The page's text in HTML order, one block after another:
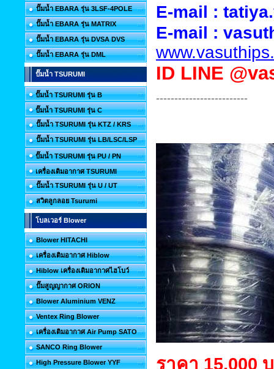
ปั๊มน้ำ EBARA รุ่น 3LSF-4POLE
ปั๊มน้ำ EBARA รุ่น MATRIX
ปั๊มน้ำ EBARA รุ่น DVSA DVS
ปั๊มน้ำ EBARA รุ่น DML
ปั๊มน้ำ TSURUMI
ปั๊มน้ำ TSURUMI รุ่น B
ปั๊มน้ำ TSURUMI รุ่น C
ปั๊มน้ำ TSURUMI รุ่น KTZ / KRS
ปั๊มน้ำ TSURUMI รุ่น LB/LSC/LSP
ปั๊มน้ำ TSURUMI รุ่น PU / PN
เครื่องเติมอากาศ TSURUMI
ปั๊มน้ำ TSURUMI รุ่น U / UT
สวิตลูกลอย Tsurumi
โบลเวอร์ Blower
Blower HITACHI
เครื่องเติมอากาศ Hiblow
Hiblow เครื่องเติมอากาศไฮโบว์
ปั๊มสูญญากาศ ORION
Blower Aluminium VENZ
Ventex Ring Blower
เครื่องเติมอากาศ Air Pump SATO
SANCO Ring Blower
High Pressure Blower YYF
E-mail :
E-mail :
ID LINE
-------------------------
ราคา 15,000